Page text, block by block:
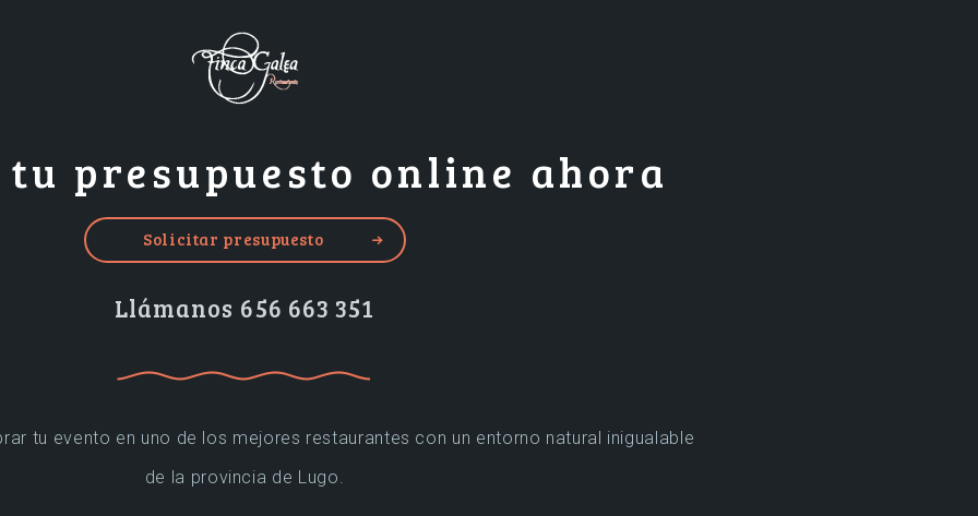
presupuesto online ahora
Solicitar presupuesto
Llámanos 656 663 351
tu evento en uno de los mejores restaurantes con un entorno natural inigualable
de la provincia de Lugo.